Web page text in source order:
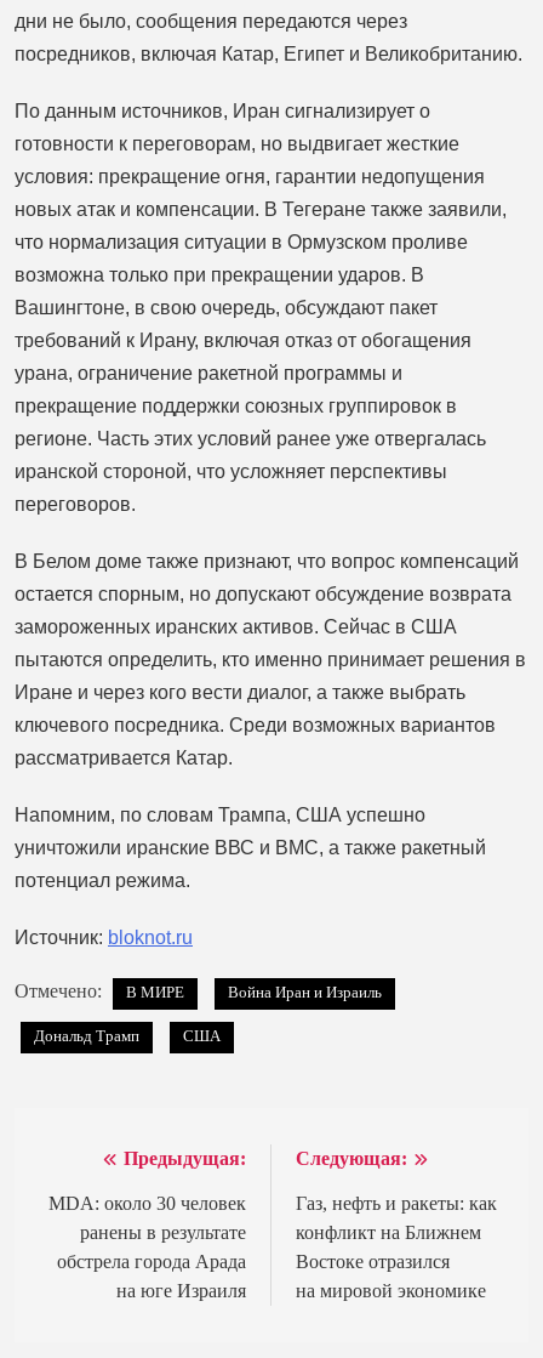
дни не было, сообщения передаются через
посредников, включая Катар, Египет и Великобританию.
По данным источников, Иран сигнализирует о
готовности к переговорам, но выдвигает жесткие
условия: прекращение огня, гарантии недопущения
новых атак и компенсации. В Тегеране также заявили,
что нормализация ситуации в Ормузском проливе
возможна только при прекращении ударов. В
Вашингтоне, в свою очередь, обсуждают пакет
требований к Ирану, включая отказ от обогащения
урана, ограничение ракетной программы и
прекращение поддержки союзных группировок в
регионе. Часть этих условий ранее уже отвергалась
иранской стороной, что усложняет перспективы
переговоров.
В Белом доме также признают, что вопрос компенсаций
остается спорным, но допускают обсуждение возврата
замороженных иранских активов. Сейчас в США
пытаются определить, кто именно принимает решения в
Иране и через кого вести диалог, а также выбрать
ключевого посредника. Среди возможных вариантов
рассматривается Катар.
Напомним, по словам Трампа, США успешно
уничтожили иранские ВВС и ВМС, а также ракетный
потенциал режима.
Источник: bloknot.ru
Отмечено: В МИРЕ Война Иран и Израиль
Дональд Трамп США
Навигация
по
записям
Предыдущая:
MDA: около 30 человек
ранены в результате
обстрела города Арада
на юге Израиля
Следующая:
Газ, нефть и ракеты: как
конфликт на Ближнем
Востоке отразился
на мировой экономике